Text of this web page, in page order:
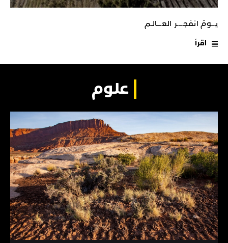
يـــومَ انفجـــــر العــــالـم
اقرأ
علوم